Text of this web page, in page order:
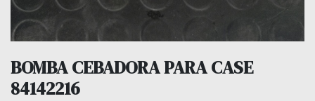
BOMBA CEBADORA PARA CASE
84142216